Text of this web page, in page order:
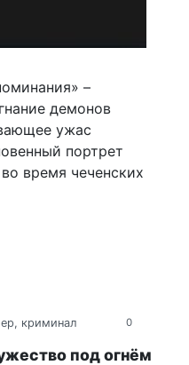
–
демонов
ужас
портрет
время чеченских
0
криминал
под огнём